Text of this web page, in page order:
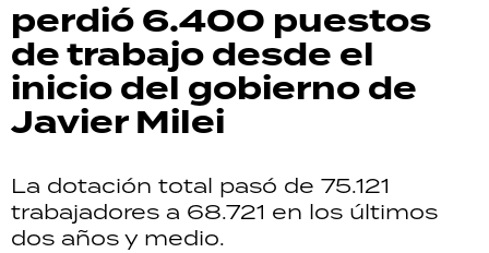
perdió 6.400 puestos
de trabajo desde el
inicio del gobierno de
Javier Milei
La dotación total pasó de 75.121
trabajadores a 68.721 en los últimos
dos años y medio.